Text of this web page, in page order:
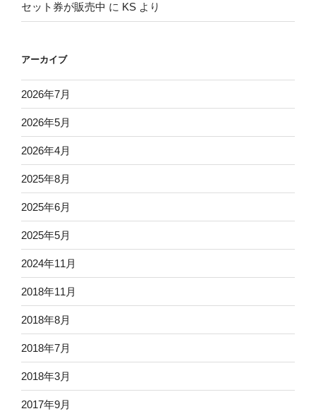
セット券が販売中 に KS より
アーカイブ
2026年7月
2026年5月
2026年4月
2025年8月
2025年6月
2025年5月
2024年11月
2018年11月
2018年8月
2018年7月
2018年3月
2017年9月